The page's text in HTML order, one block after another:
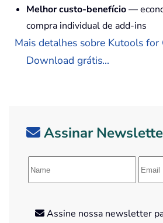
Melhor custo-benefício—
compra individual de add-ins
Mais detalhes sobre Kutools for
Download grátis...
Assinar
Assine nossa newsletter